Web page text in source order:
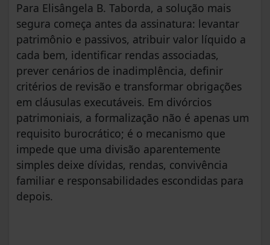
Para Elisângela B. Taborda, a solução mais
segura começa antes da assinatura: levantar
patrimônio e passivos, atribuir valor líquido a
cada bem, identificar rendas associadas,
prever cenários de inadimplência, definir
critérios de revisão e transformar obrigações
em cláusulas executáveis. Em divórcios
patrimoniais, a formalização não é apenas um
requisito burocrático; é o mecanismo que
impede que uma divisão aparentemente
simples deixe dívidas, rendas, convivência
familiar e responsabilidades escondidas para
depois.